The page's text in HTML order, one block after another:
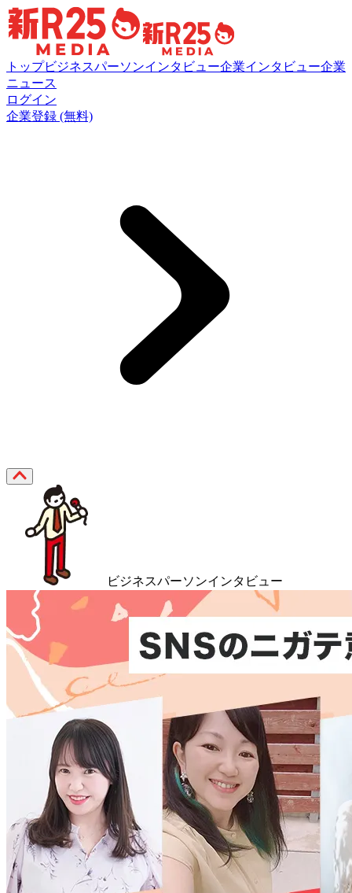
トップビジネスパーソンインタビュー企業インタビュー企業
ニュース
ログイン
企業登録 (無料)
ビジネスパーソンインタビュー